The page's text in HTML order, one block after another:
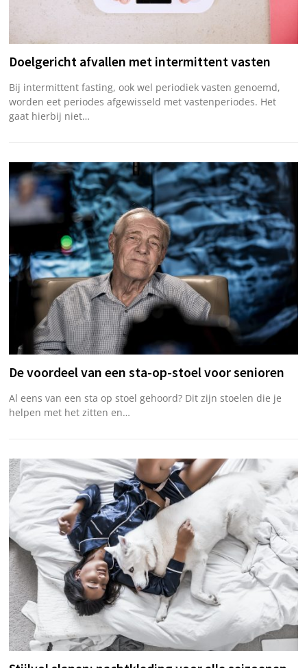
Doelgericht afvallen met intermittent vasten
Bij intermittent fasting, ook wel periodiek vasten genoemd,
worden eet periodes afgewisseld met vastenperiodes. Het
gaat hierbij niet…
De voordeel van een sta-op-stoel voor senioren
Al eens van een sta op stoel gehoord? Dit zijn stoelen die je
helpen met het zitten en…